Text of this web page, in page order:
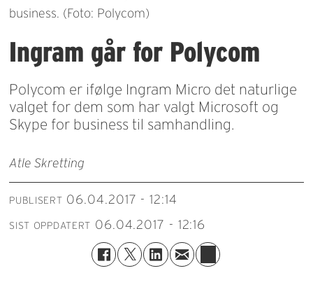
business. (Foto: Polycom)
Ingram går for Polycom​
Polycom er ifølge Ingram Micro det naturlige
valget for dem som har valgt Microsoft og
Skype for business til samhandling.
Atle Skretting
PUBLISERT 06.04.2017 - 12:14
SIST OPPDATERT 06.04.2017 - 12:16